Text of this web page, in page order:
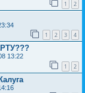
1 2
1 2 3 4
13:22
1 2